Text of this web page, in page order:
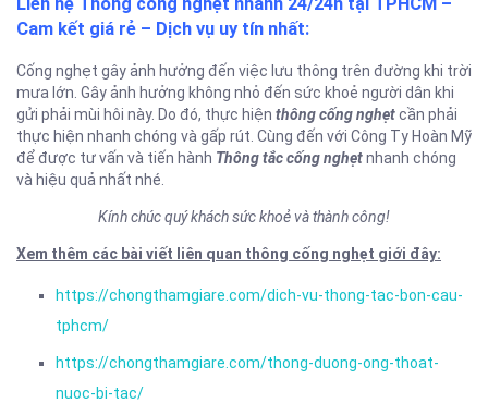
Cam kết giá rẻ – Dịch vụ uy tín nhất:
Cống nghẹt gây ảnh hưởng đến việc lưu thông trên đường khi trời
mưa lớn. Gây ảnh hưởng không nhỏ đến sức khoẻ người dân khi
gửi phải mùi hôi này. Do đó, thực hiện thông cống nghẹtcần phải
thực hiện nhanh chóng và gấp rút. Cùng đến với Công Ty Hoàn Mỹ
để được tư vấn và tiến hành Thông tắc cống nghẹtnhanh chóng
và hiệu quả nhất nhé.
Kính chúc quý khách sức khoẻ và thành công!
Xem thêm các bài viết liên quan thông cống nghẹt giới đây:
https://chongthamgiare.com/dich-vu-thong-tac-bon-cau-
tphcm/
https://chongthamgiare.com/thong-duong-ong-thoat-
nuoc-bi-tac/